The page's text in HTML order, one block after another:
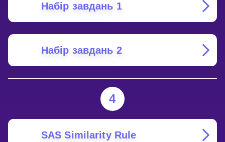
Набір завдань 1
Набір завдань 2
4
SAS Similarity Rule